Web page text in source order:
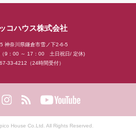
コハウス株式会社
神奈川県鎌倉市雪ノ下2-6-5
9：00 ～ 17：00 土日祝日/ 定休)
33-4212（24時間受付）
House Co.Ltd. All Rights Reserved.